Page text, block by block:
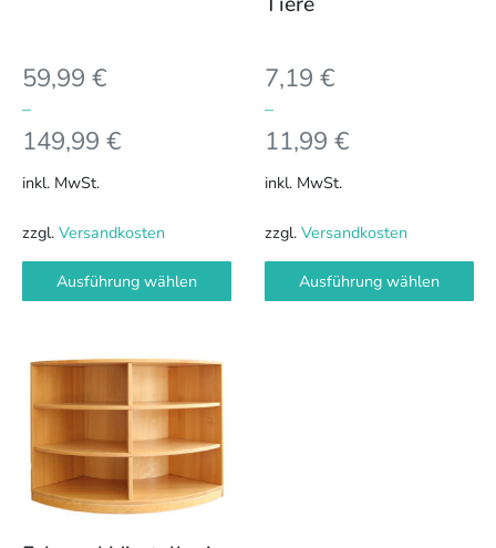
59,99 €
–
149,99 €
inkl. MwSt.
zzgl. Versandkosten
Ausführung wählen
gewählt
7,19 €
–
11,99 €
inkl. MwSt.
zzgl. Versandkosten
Ausführung wählen
gewählt